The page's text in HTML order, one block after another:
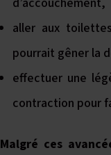
aller aux
pourrait gêner la
effectuer une
contraction pour
Malgré ces